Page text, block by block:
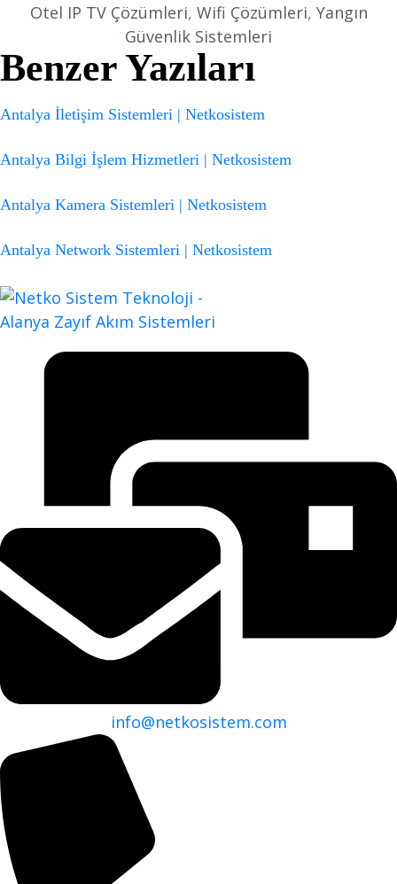
Otel IP TV Çözümleri, Wifi Çözümleri, Yangın
Güvenlik Sistemleri
Benzer Yazıları
Antalya İletişim Sistemleri | Netkosistem
Antalya Bilgi İşlem Hizmetleri | Netkosistem
Antalya Kamera Sistemleri | Netkosistem
Antalya Network Sistemleri | Netkosistem
info@netkosistem.com